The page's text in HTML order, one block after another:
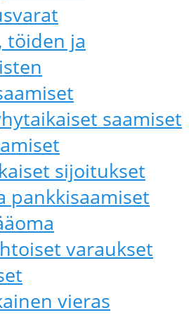
töiden ja
saamiset
sijoitukset
pankkisaamiset
varaukset
vieras